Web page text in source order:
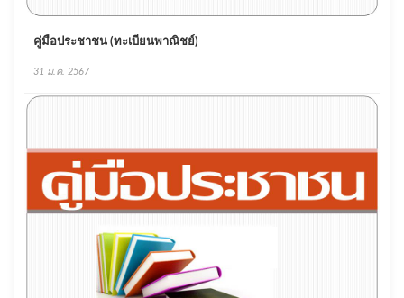
คู่มือประชาชน (ทะเบียนพาณิชย์)
31 ม.ค. 2567